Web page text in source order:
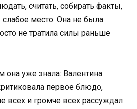
считать, собирать факты,
слабое место. Она не была
не тратила силы раньше
уже знала: Валентина
первое блюдо,
всех и громче всех рассуждал